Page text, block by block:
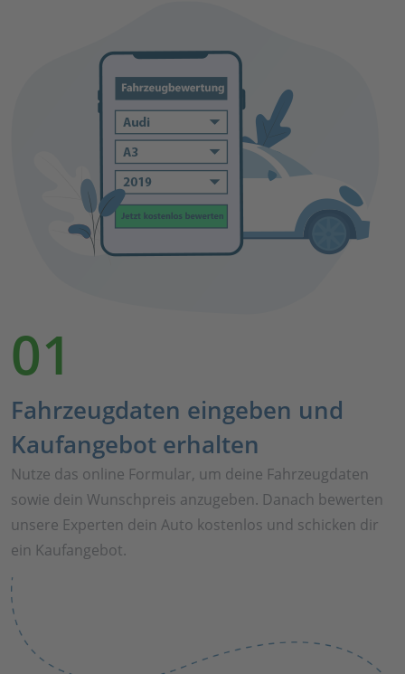
01
Fahrzeugdaten eingeben und
Kaufangebot erhalten
Nutze das online Formular, um deine Fahrzeugdaten
sowie dein Wunschpreis anzugeben. Danach bewerten
unsere Experten dein Auto kostenlos und schicken dir
ein Kaufangebot.